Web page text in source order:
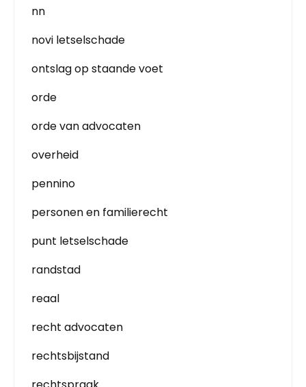
nn
novi letselschade
ontslag op staande voet
orde
orde van advocaten
overheid
pennino
personen en familierecht
punt letselschade
randstad
reaal
recht advocaten
rechtsbijstand